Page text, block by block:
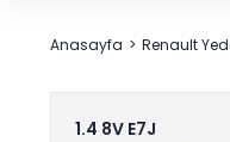
Anasayfa Renault
1.4 8V E7J